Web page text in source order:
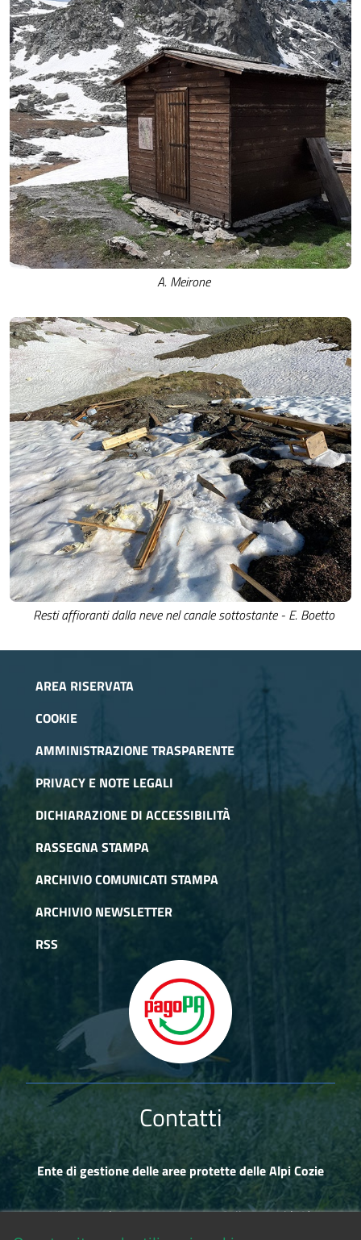
A. Meirone
Resti affioranti dalla neve nel canale sottostante - E. Boetto
AREA RISERVATA
COOKIE
AMMINISTRAZIONE TRASPARENTE
PRIVACY E NOTE LEGALI
DICHIARAZIONE DI ACCESSIBILITÀ
RASSEGNA STAMPA
ARCHIVIO COMUNICATI STAMPA
ARCHIVIO NEWSLETTER
RSS
Contatti
Ente di gestione delle aree protette delle Alpi Cozie
Via Fransuà Fontan, 1 - 10050 Salbertrand (TO)